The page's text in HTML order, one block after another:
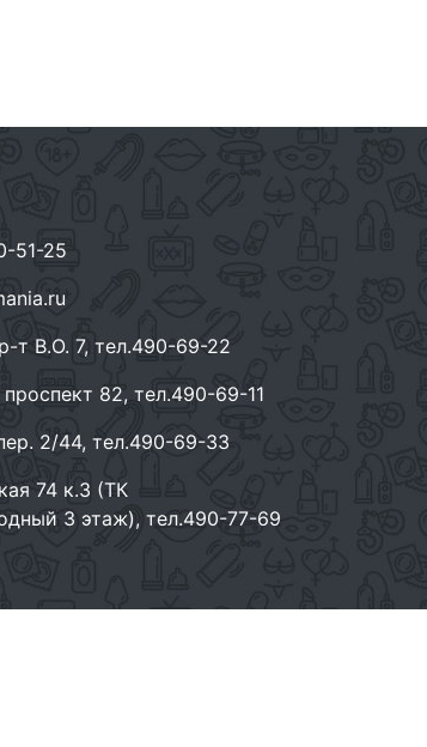
51-25
т В.О. 7, тел.490-69-22
82, тел.490-69-11
2/44, тел.490-69-33
74 к.3 (ТК
3 этаж), тел.490-77-69